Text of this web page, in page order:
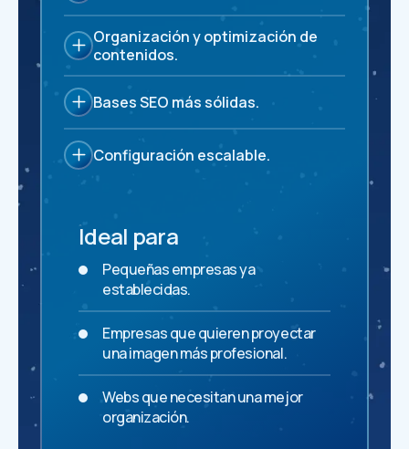
Organización y optimización de
contenidos.
Bases SEO más sólidas.
Configuración escalable.
Ideal para
Pequeñas empresas ya
establecidas.
Empresas que quieren proyectar
una imagen más profesional.
Webs que necesitan una mejor
organización.